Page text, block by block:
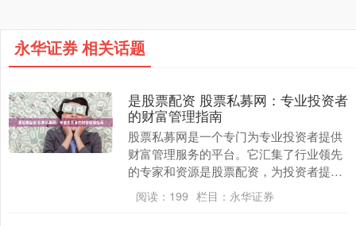
永华证券 相关话题
是股票配资 股票私募网：专业投资者
的财富管理指南
股票私募网是一个专门为专业投资者提供
财富管理服务的平台。它汇集了行业领先
的专家和资源是股票配资，为投资者提供
全面的指导和支持。 股指期货配资软件是
一种专门为股指....
阅读： 199 栏目： 永华证券